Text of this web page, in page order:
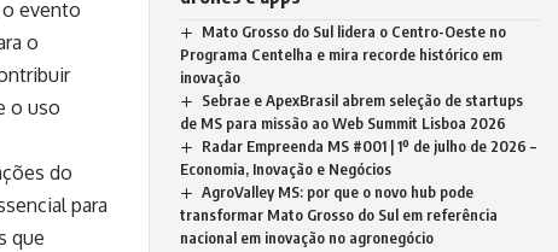
Mato Grosso do Sul lidera o Centro-Oeste no
Programa Centelha e mira recorde histórico em
inovação
Sebrae e ApexBrasil abrem seleção de startups
de MS para missão ao Web Summit Lisboa 2026
Radar Empreenda MS #001 | 1º de julho de 2026 –
Economia, Inovação e Negócios
AgroValley MS: por que o novo hub pode
transformar Mato Grosso do Sul em referência
nacional em inovação no agronegócio
evento
o
o uso
do
para
que